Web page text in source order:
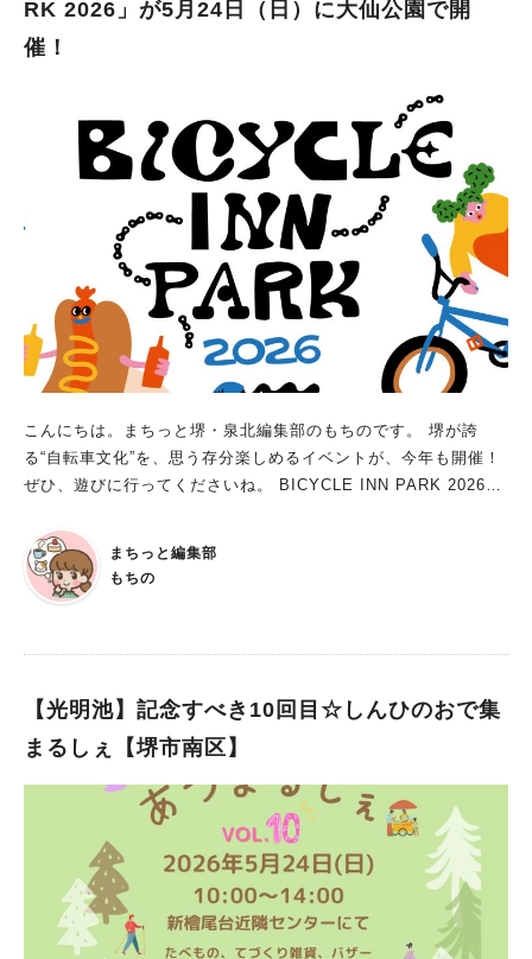
RK 2026」が5月24日（日）に大仙公園で開
催！
こんにちは。まちっと堺・泉北編集部のもちのです。 堺が誇
る“自転車文化”を、思う存分楽しめるイベントが、今年も開催！
ぜひ、遊びに行ってくださいね。 BICYCLE INN PARK 2026
間：10時00分 ～17時00分 場所：大仙公園 ※雨天開催・荒天中
止。公式SNSをご確認ください 本イベントのコンセプトは、 自
転車という身近で自由な乗り物 それにまつわる ヒト、アソビ、
並ぶキッズコースで小さなお子さんも自転車デビューができちゃ
ベント内容です。 ■ショップやフードも充実 自転車ショップは
もちろん、フードやドリンクのお店も登場。 充実のラインナッ
プで、見ているだけでもワクワクしてきます。 ■ツアー・オブ・
ジャパン 2026 堺ステージが同時開催！ 24日には、『ツアー・
オブ・ジャパン 2026 堺ステージ』が同時開催します。 ツア
ー・オブ・ジャパンとは、国際自転車競技連合（UCI）が認める
格式高いロードレースのこと。 令和8年は、5月24日（日）から
31日（日）までの8日間にわたり、堺市をスタート地点として、
まちっと編集部
もちの
【光明池】記念すべき10回目☆しんひのおで集
まるしぇ【堺市南区】